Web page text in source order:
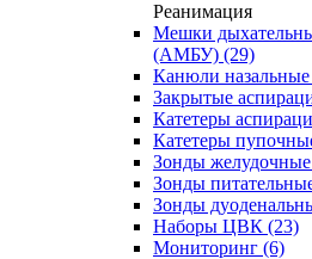
Реанимация
Мешки
(АМБУ) (29)
Канюли
Закрытые
Катетеры
Катетеры
Зонды желудочные
Зонды
Зонды
Наборы ЦВК (23)
Мониторинг (6)